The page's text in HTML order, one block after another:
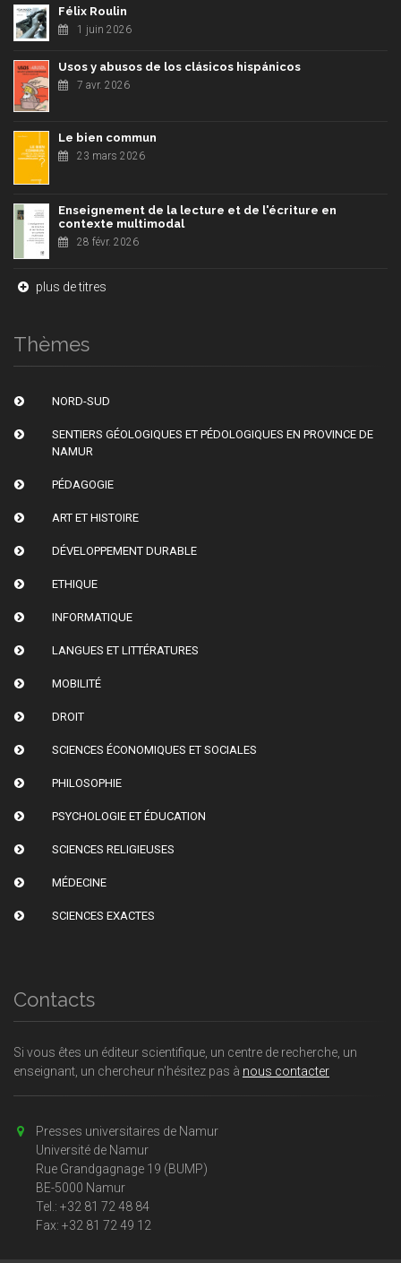
Félix Roulin
1 juin 2026
Usos y abusos de los clásicos hispánicos
7 avr. 2026
Le bien commun
23 mars 2026
Enseignement de la lecture et de l'écriture en
contexte multimodal
28 févr. 2026
plus de titres
Thèmes
NORD-SUD
SENTIERS GÉOLOGIQUES ET PÉDOLOGIQUES EN PROVINCE DE
NAMUR
PÉDAGOGIE
ART ET HISTOIRE
DÉVELOPPEMENT DURABLE
ETHIQUE
INFORMATIQUE
LANGUES ET LITTÉRATURES
MOBILITÉ
DROIT
SCIENCES ÉCONOMIQUES ET SOCIALES
PHILOSOPHIE
PSYCHOLOGIE ET ÉDUCATION
SCIENCES RELIGIEUSES
MÉDECINE
SCIENCES EXACTES
Contacts
Si vous êtes un éditeur scientifique, un centre de recherche, un
enseignant, un chercheur n'hésitez pas à nous contacter
Presses universitaires de Namur
Université de Namur
Rue Grandgagnage 19 (BUMP)
BE-5000 Namur
Tel.: +32 81 72 48 84
Fax: +32 81 72 49 12